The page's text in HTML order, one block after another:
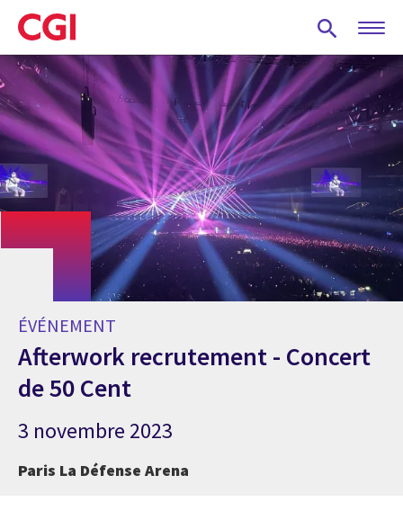
Skip
to
main
content
ÉVÉNEMENT
Afterwork recrutement - Concert
de 50 Cent
3 novembre 2023
Paris La Défense Arena